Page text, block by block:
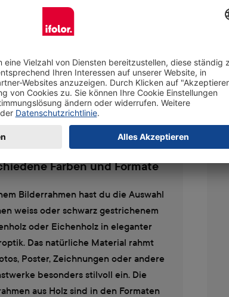
Farben und Formate
Bilderrahmen hast du die Auswahl
weiss oder schwarz gestrichenem
oder Eichenholz in eleganter
Das natürliche Material rahmt
Poster, Zeichnungen oder andere
besonders stilvoll ein. Die
aus Holz sind in den Formaten